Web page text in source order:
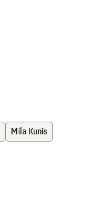
Mila Kunis